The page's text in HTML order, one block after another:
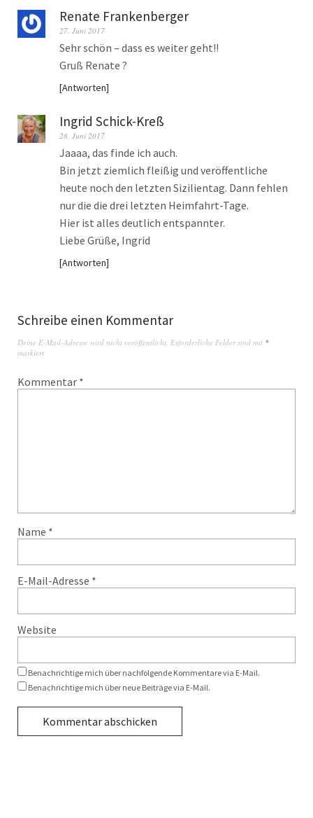
Renate Frankenberger
27. Juni 2017
Sehr schön – dass es weiter geht!!
Gruß Renate ?
Antworten
Ingrid Schick-Kreß
28. Juni 2017
Jaaaa, das finde ich auch.
Bin jetzt ziemlich fleißig und veröffentliche
heute noch den letzten Sizilientag. Dann fehlen
nur die die drei letzten Heimfahrt-Tage.
Hier ist alles deutlich entspannter.
Liebe Grüße, Ingrid
Antworten
Schreibe einen Kommentar
Deine E-Mail-Adresse wird nicht veröffentlicht. Erforderliche Felder sind mit *
markiert
Kommentar *
Name *
E-Mail-Adresse *
Website
Benachrichtige mich über nachfolgende Kommentare via E-Mail.
Benachrichtige mich über neue Beiträge via E-Mail.